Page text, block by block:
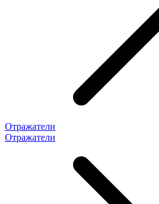
Отражатели
Отражатели